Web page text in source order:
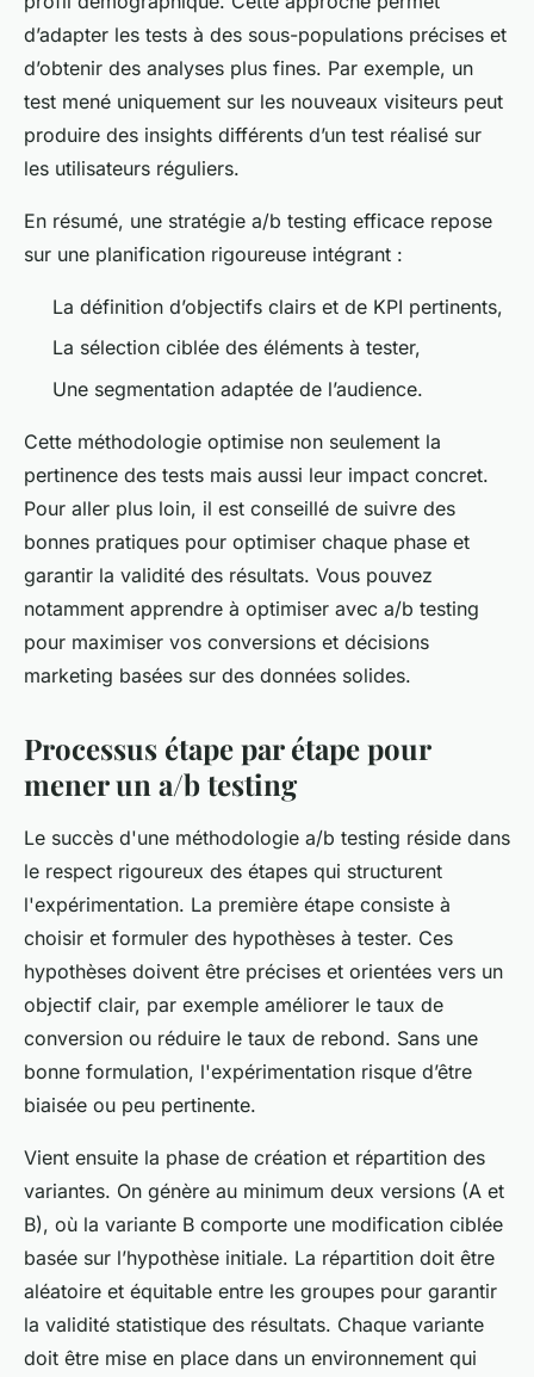
d’adapter les tests à des sous-populations précises et
d’obtenir des analyses plus fines. Par exemple, un
test mené uniquement sur les nouveaux visiteurs peut
produire des insights différents d’un test réalisé sur
les utilisateurs réguliers.
En résumé, une stratégie a/b testing efficace repose
sur une planification rigoureuse intégrant :
La définition d’objectifs clairs et de KPI pertinents,
La sélection ciblée des éléments à tester,
Une segmentation adaptée de l’audience.
Cette méthodologie optimise non seulement la
pertinence des tests mais aussi leur impact concret.
Pour aller plus loin, il est conseillé de suivre des
bonnes pratiques pour optimiser chaque phase et
garantir la validité des résultats. Vous pouvez
notamment apprendre à optimiser avec a/b testing
pour maximiser vos conversions et décisions
marketing basées sur des données solides.
Processus étape par étape pour
mener un a/b testing
Le succès d'une méthodologie a/b testing réside dans
le respect rigoureux des étapes qui structurent
l'expérimentation. La première étape consiste à
choisir et formuler des hypothèses à tester. Ces
hypothèses doivent être précises et orientées vers un
objectif clair, par exemple améliorer le taux de
conversion ou réduire le taux de rebond. Sans une
bonne formulation, l'expérimentation risque d’être
biaisée ou peu pertinente.
Vient ensuite la phase de création et répartition des
variantes. On génère au minimum deux versions (A et
B), où la variante B comporte une modification ciblée
basée sur l’hypothèse initiale. La répartition doit être
aléatoire et équitable entre les groupes pour garantir
la validité statistique des résultats. Chaque variante
doit être mise en place dans un environnement qui